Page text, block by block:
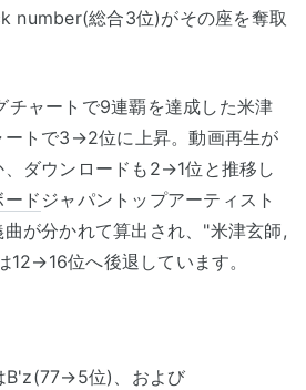
number(総合3位)がその座を奪取
チャートで9連覇を達成した米津
ートで3→2位に上昇。動画再生が
ダウンロードも2→1位と推移し
ード ジャパントップアーティスト
が分かれて算出され、"米津玄師,
12→16位へ後退しています。
B'z(77→5位)、および